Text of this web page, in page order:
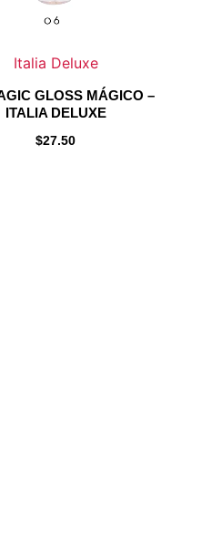
Italia Deluxe
GLOSS MÁGICO –
ITALIA DELUXE
$27.50